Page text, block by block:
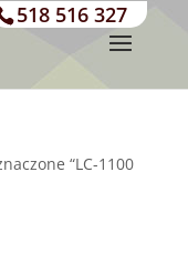
518 516 327
“LC-1100